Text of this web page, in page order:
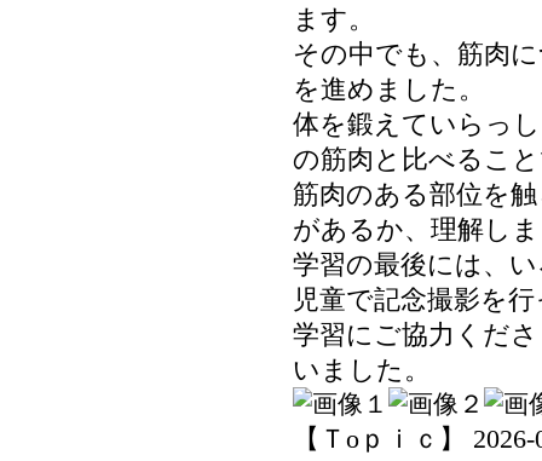
ます。
その中でも、筋肉
を進めました。
体を鍛えていらっ
の筋肉と比べるこ
筋肉のある部位を
があるか、理解し
学習の最後には、
児童で記念撮影を
学習にご協力くだ
いました。
【Ｔoｐｉｃ】